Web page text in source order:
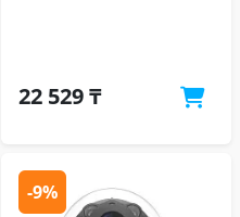
22 529 ₸
-9%